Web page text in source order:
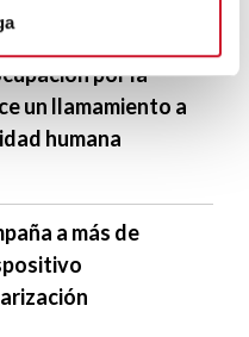
por la
un llamamiento a
humana
a más de